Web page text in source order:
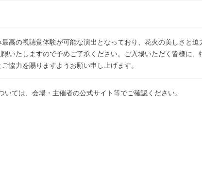
高の視聴覚体験が可能な演出となっており、花火の美しさと
いたしますので予めご了承ください。ご入場いただく皆様に
協力を賜りますようお願い申し上げます。
ては、会場・主催者の公式サイト等でご確認ください。